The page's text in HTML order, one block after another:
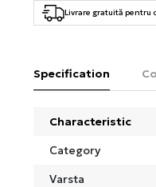
Livrare gratuită pentru
Specification
Characteristic
Category
Varsta